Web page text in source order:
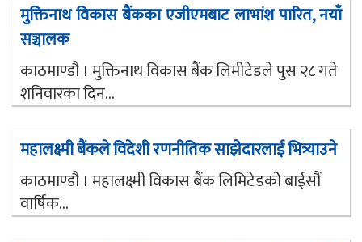
मुक्तिनाथ विकास बैंकका एजीएमबाट लाभांश पारित, नयाँ
सञ्चालक
काठमाण्डौ । मुक्तिनाथ विकास बैंक लिमीटेडले पुस २८ गते
शनिवारका दिन...
महालक्ष्मी बैंकले विदेशी रणनीतिक साझेदारलाई भित्र्याउने
काठमाण्डौ । महालक्ष्मी विकास बैंक लिमिटेडकोे बाईसौं
वार्षिक...